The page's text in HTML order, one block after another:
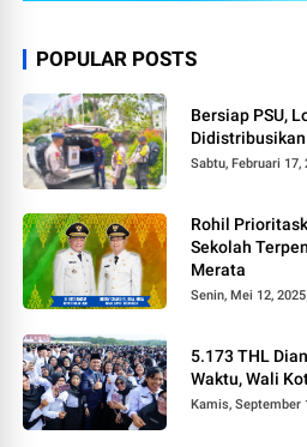
POPULAR POSTS
Bersiap PSU,
Sabtu, Februari 17,
Rohil
Sekolah
Merata
Senin, Mei 12, 2025
5.173 THL
Waktu, Wali
Kamis, September